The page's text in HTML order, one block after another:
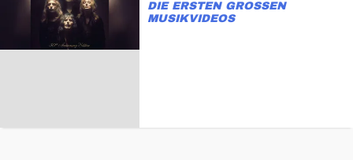
DIE ERSTEN GROSSEN M
USIKVIDEOS